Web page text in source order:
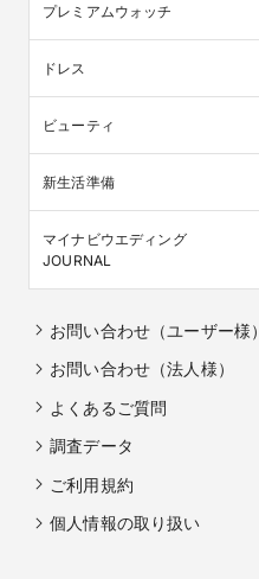
プレミアムウォッチ
ドレス
ビューティ
新生活準備
マイナビウエディング
JOURNAL
お問い合わせ（ユーザー様）
お問い合わせ（法人様）
よくあるご質問
調査データ
ご利用規約
個人情報の取り扱い